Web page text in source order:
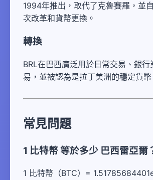
1994年推出，取代了克魯賽羅，並
次改革和貨幣更換。
轉換
BRL在巴西廣泛用於日常交易、銀行
易，並被認為是拉丁美洲的穩定貨幣
常見問題
1 比特幣 等於多少 巴西雷亞爾
1 比特幣（BTC）=